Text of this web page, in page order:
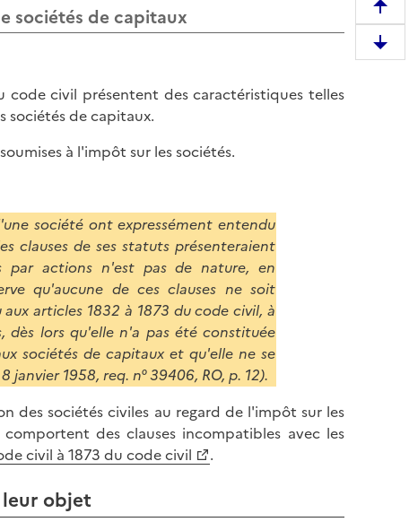
sociétés de capitaux
code civil présentent des caractéristiques telles
sociétés de capitaux.
à l'impôt sur les sociétés.
société ont expressément entendu
clauses de ses statuts présenteraient
par actions n'est pas de nature, en
qu'aucune de ces clauses ne soit
articles 1832 à 1873 du code civil, à
dès lors qu'elle n'a pas été constituée
sociétés de capitaux et qu'elle ne se
1958, req. n° 39406, RO, p. 12).
des sociétés civiles au regard de l'impôt sur les
des clauses incompatibles avec les
civil à 1873 du code civil .
leur objet
e
m
D